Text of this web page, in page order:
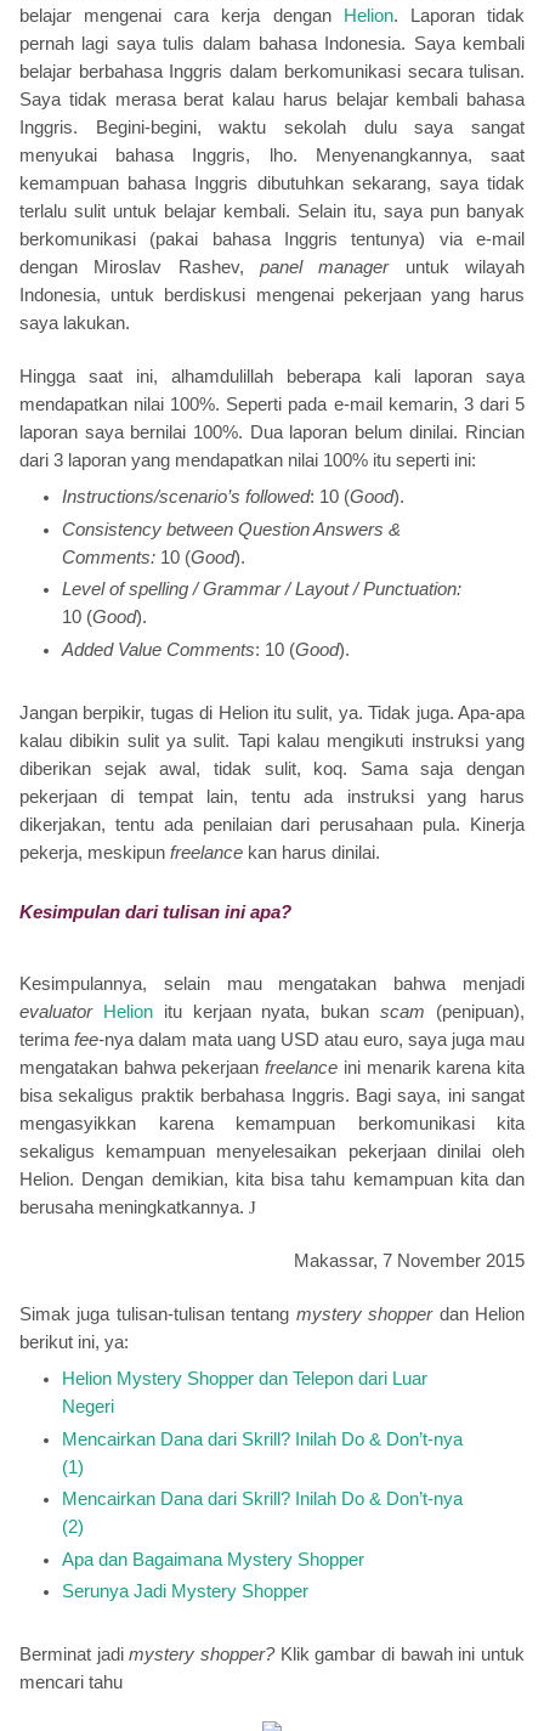
belajar mengenai cara kerja dengan Helion. Laporan tidak
pernah lagi saya tulis dalam bahasa Indonesia. Saya kembali
belajar berbahasa Inggris dalam berkomunikasi secara tulisan.
Saya tidak merasa berat kalau harus belajar kembali bahasa
Inggris. Begini-begini, waktu sekolah dulu saya sangat
menyukai bahasa Inggris, lho. Menyenangkannya, saat
kemampuan bahasa Inggris dibutuhkan sekarang, saya tidak
terlalu sulit untuk belajar kembali. Selain itu, saya pun banyak
berkomunikasi (pakai bahasa Inggris tentunya) via e-mail
dengan Miroslav Rashev, panel manager untuk wilayah
Indonesia, untuk berdiskusi mengenai pekerjaan yang harus
saya lakukan.
Hingga saat ini, alhamdulillah beberapa kali laporan saya
mendapatkan nilai 100%. Seperti pada e-mail kemarin, 3 dari 5
laporan saya bernilai 100%. Dua laporan belum dinilai. Rincian
dari 3 laporan yang mendapatkan nilai 100% itu seperti ini:
Instructions/scenario’s followed: 10 (Good).
Consistency between Question Answers &
Comments: 10 (Good).
Level of spelling / Grammar / Layout / Punctuation:
10 (Good).
Added Value Comments: 10 (Good).
Jangan berpikir, tugas di Helion itu sulit, ya. Tidak juga. Apa-apa
kalau dibikin sulit ya sulit. Tapi kalau mengikuti instruksi yang
diberikan sejak awal, tidak sulit, koq. Sama saja dengan
pekerjaan di tempat lain, tentu ada instruksi yang harus
dikerjakan, tentu ada penilaian dari perusahaan pula. Kinerja
pekerja, meskipun freelance kan harus dinilai.
Kesimpulan dari tulisan ini apa?
Kesimpulannya, selain mau mengatakan bahwa menjadi
evaluator Helionitu kerjaan nyata, bukanscam (penipuan),
terima fee-nya dalam mata uang USD atau euro, saya juga mau
mengatakan bahwa pekerjaanfreelance ini menarik karena kita
bisa sekaligus praktik berbahasa Inggris. Bagi saya, ini sangat
mengasyikkan karena kemampuan berkomunikasi kita
sekaligus kemampuan menyelesaikan pekerjaan dinilai oleh
Helion. Dengan demikian, kita bisa tahu kemampuan kita dan
berusaha meningkatkannya. J
Makassar, 7 November 2015
Simak juga tulisan-tulisan tentang mystery shopper dan Helion
berikut ini, ya:
Helion Mystery Shopper dan Telepon dari Luar
Negeri
Mencairkan Dana dari Skrill? Inilah Do & Don’t-nya
(1)
Mencairkan Dana dari Skrill? Inilah Do & Don’t-nya
(2)
Apa dan Bagaimana Mystery Shopper
Serunya Jadi Mystery Shopper
Berminat jadimystery shopper? Klik gambar di bawah ini untuk
mencari tahu